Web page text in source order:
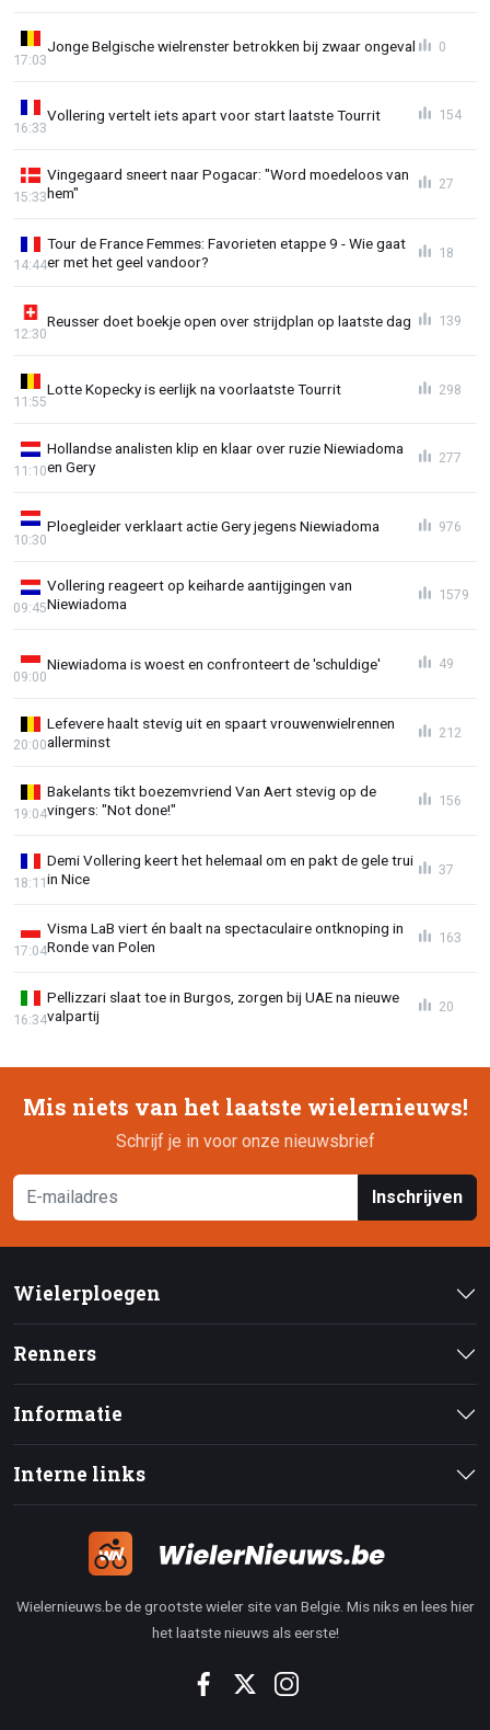
Jonge Belgische wielrenster betrokken bij zwaar ongeval
17:03
0
Vollering vertelt iets apart voor start laatste Tourrit
16:33
154
Vingegaard sneert naar Pogacar: "Word moedeloos van
hem"
15:33
27
Tour de France Femmes: Favorieten etappe 9 - Wie gaat
er met het geel vandoor?
14:44
18
Reusser doet boekje open over strijdplan op laatste dag
12:30
139
Lotte Kopecky is eerlijk na voorlaatste Tourrit
11:55
298
Hollandse analisten klip en klaar over ruzie Niewiadoma
en Gery
11:10
277
Ploegleider verklaart actie Gery jegens Niewiadoma
10:30
976
Vollering reageert op keiharde aantijgingen van
Niewiadoma
09:45
1579
Niewiadoma is woest en confronteert de 'schuldige'
09:00
49
Lefevere haalt stevig uit en spaart vrouwenwielrennen
allerminst
20:00
212
Bakelants tikt boezemvriend Van Aert stevig op de
vingers: "Not done!"
19:04
156
Demi Vollering keert het helemaal om en pakt de gele trui
in Nice
18:11
37
Visma LaB viert én baalt na spectaculaire ontknoping in
Ronde van Polen
17:04
163
Pellizzari slaat toe in Burgos, zorgen bij UAE na nieuwe
valpartij
16:34
20
Mis niets van het laatste wielernieuws!
Schrijf je in voor onze nieuwsbrief
Inschrijven
Wielerploegen
Renners
Informatie
Interne links
Wielernieuws.be de grootste wieler site van Belgie. Mis niks en lees hier
het laatste nieuws als eerste!